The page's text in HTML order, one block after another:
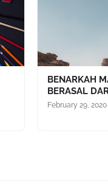
BENARKAH
BERASAL
February 29, 2020